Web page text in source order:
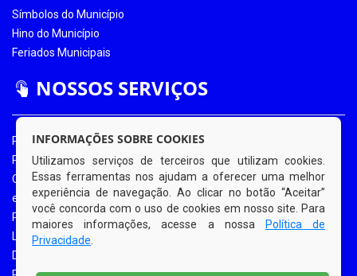
Símbolos do Município
Hino do Município
Feriados Municipais
NOSSOS SERVIÇOS
Portal da Transparência
Portal da Transparência COVID-19
Ouvidoria Eletrônica
e-SIC
Processos de Licitação
Licitações em Andamento
Diário Oficial
INFORMAÇÕES SOBRE COOKIES
Utilizamos serviços de terceiros que utilizam cookies.
Essas ferramentas nos ajudam a oferecer uma melhor
experiência de navegação. Ao clicar no botão “Aceitar”
você concorda com o uso de cookies em nosso site. Para
maiores informações, acesse a nossa
Política de
Privacidade